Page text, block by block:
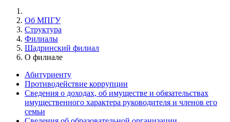
Об МПГУ
Структура
Филиалы
Шадринский филиал
О филиале
Абитуриенту
Противодействие коррупции
Сведения о доходах, об имуществе и обязательствах
имущественного характера руководителя и членов его
семьи